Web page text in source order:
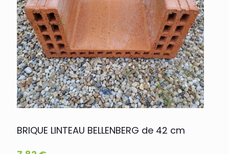
BRIQUE LINTEAU BELLENBERG de 42 cm